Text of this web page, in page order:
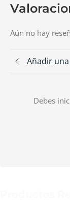
Aún no hay
Añadir
Debes